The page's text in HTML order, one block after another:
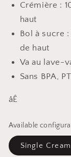
Crémière :
haut
Bol à sucre :
de haut
Va au lave-
Sans BPA,
åÊ
Available
Single